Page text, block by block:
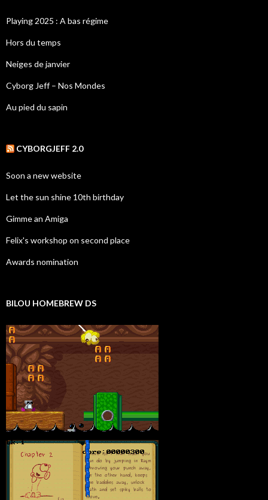
Playing 2025 : A bas régime
Hors du temps
Neiges de janvier
Cyborg Jeff – Nos Mondes
Au pied du sapin
CYBORGJEFF 2.0
Soon a new website
Let the sun shine 10th birthday
Gimme an Amiga
Felix's workshop on second place
Awards nomination
BILOU HOMEBREW DS